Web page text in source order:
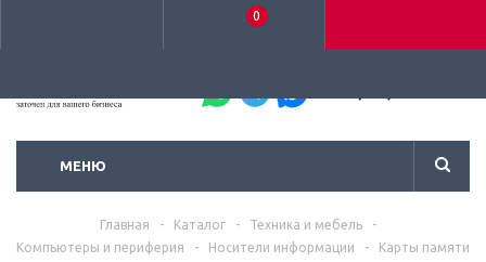
0
МЕНЮ
Главная - Каталог - Техника и мебель
-
Компьютеры и периферия
- Носители информации - Карты памяти